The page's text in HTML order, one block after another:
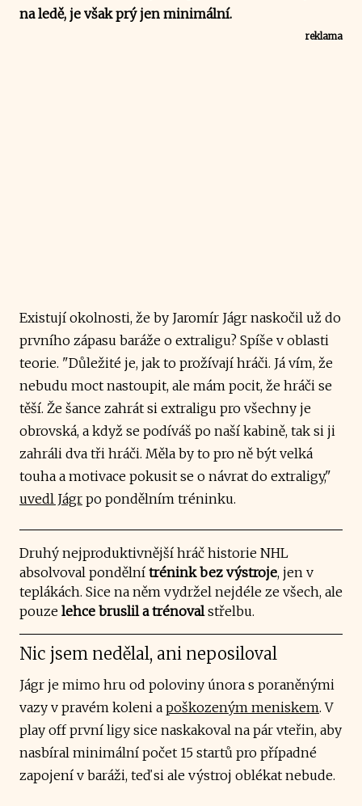
na ledě, je však prý jen minimální.
reklama
Existují okolnosti, že by Jaromír Jágr naskočil už do
prvního zápasu baráže o extraligu? Spíše v oblasti
teorie. "Důležité je, jak to prožívají hráči. Já vím, že
nebudu moct nastoupit, ale mám pocit, že hráči se
těší. Že šance zahrát si extraligu pro všechny je
obrovská, a když se podíváš po naší kabině, tak si ji
zahráli dva tři hráči. Měla by to pro ně být velká
touha a motivace pokusit se o návrat do extraligy,"
uvedl Jágr po pondělním tréninku.
Druhý nejproduktivnější hráč historie NHL
absolvoval pondělní trénink bez výstroje, jen v
teplákách. Sice na něm vydržel nejdéle ze všech, ale
pouze lehce bruslil a trénovalstřelbu.
Nic jsem nedělal, ani neposiloval
Jágr je mimo hru od poloviny února s poraněnými
vazy v pravém koleni a poškozeným meniskem. V
play off první ligy sice naskakoval na pár vteřin, aby
nasbíral minimální počet 15 startů pro případné
zapojení v baráži, teď si ale výstroj oblékat nebude.